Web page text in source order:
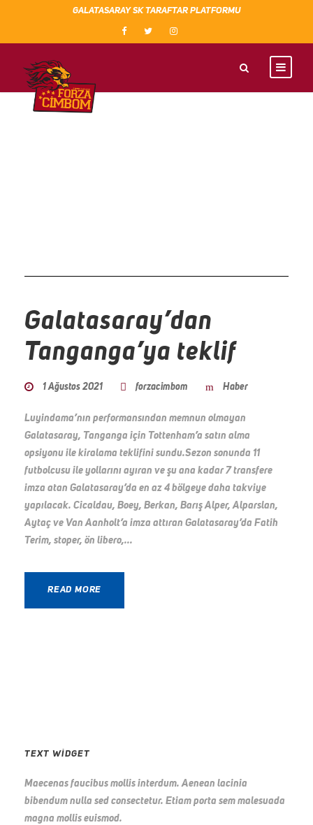
GALATASARAY SK TARAFTAR PLATFORMU
Galatasaray’dan
Tanganga’ya teklif
1 Ağustos 2021 forzacimbom Haber
Luyindama’nın performansından memnun olmayan
Galatasaray, Tanganga için Tottenham’a satın alma
opsiyonu ile kiralama teklifini sundu.Sezon sonunda 11
futbolcusu ile yollarını ayıran ve şu ana kadar 7 transfere
imza atan Galatasaray’da en az 4 bölgeye daha takviye
yapılacak. Cicaldau, Boey, Berkan, Barış Alper, Alparslan,
Aytaç ve Van Aanholt’a imza attıran Galatasaray’da Fatih
Terim, stoper, ön libero,...
READ MORE
TEXT WIDGET
Maecenas faucibus mollis interdum. Aenean lacinia
bibendum nulla sed consectetur. Etiam porta sem malesuada
magna mollis euismod.